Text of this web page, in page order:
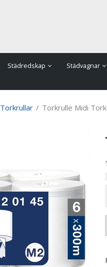
Städredskap Städvagnar
Torkrullar / Torkrulle Midi